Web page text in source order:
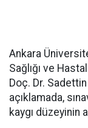
Ankara
Sağlığı ve
Doç. Dr.
açıklamada,
kaygı düzeyinin